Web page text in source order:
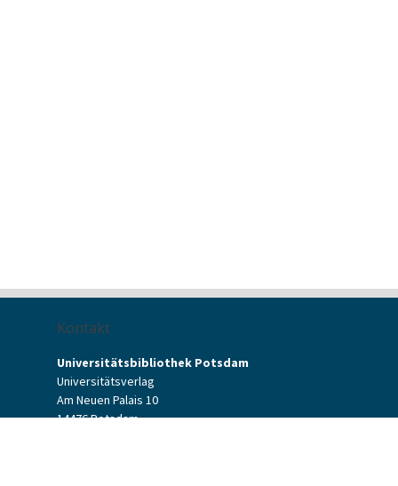
Kontakt
Universitätsbibliothek Potsdam
Universitätsverlag
Am Neuen Palais 10
14476 Potsdam